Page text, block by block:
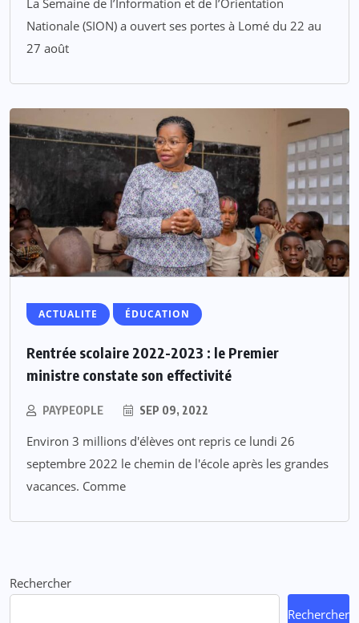
Nationale (SION) a ouvert ses portes à Lomé du 22 au
27 août
ACTUALITE ÉDUCATION
Rentrée scolaire 2022-2023 : le Premier
ministre constate son effectivité
PAYPEOPLE SEP 09, 2022
Environ 3 millions d'élèves ont repris ce lundi 26
septembre 2022 le chemin de l'école après les grandes
vacances. Comme
Rechercher
Rechercher